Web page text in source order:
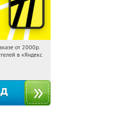
Получили:65
от 2000р.
в «Яндекс